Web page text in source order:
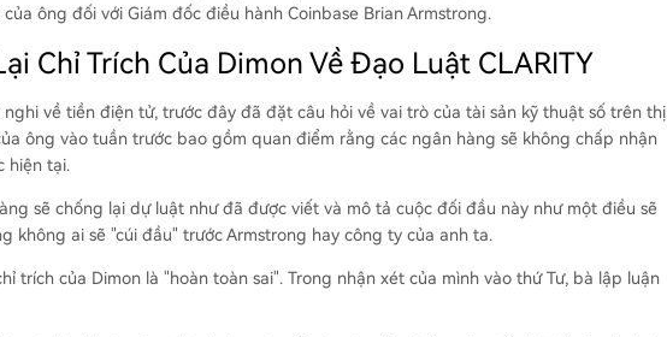
ông đối với Giám đốc điều hành Coinbase Brian Armstrong.
Chỉ Trích Của Dimon Về Đạo Luật CLARITY
về tiền điện tử, trước đây đã đặt câu hỏi về vai trò của tài sản kỹ thuật số trên thị
ông vào tuần trước bao gồm quan điểm rằng các ngân hàng sẽ không chấp nhận
hiện tại.
sẽ chống lại dự luật như đã được viết và mô tả cuộc đối đầu này như một điều sẽ
không ai sẽ "cúi đầu" trước Armstrong hay công ty của anh ta.
trích của Dimon là "hoàn toàn sai". Trong nhận xét của mình vào thứ Tư, bà lập luận